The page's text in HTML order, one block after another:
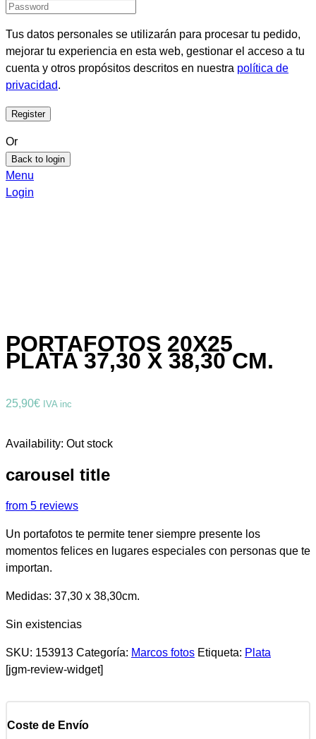
Tus datos personales se utilizarán para procesar tu pedido,
mejorar tu experiencia en esta web, gestionar el acceso a tu
cuenta y otros propósitos descritos en nuestra política de
privacidad.
Or
Back to login
Menu
Login
PORTAFOTOS 20X25
PLATA 37,30 X 38,30 CM.
25,90€ IVA inc
Availability: Out stock
carousel title
from 5 reviews
Un portafotos te permite tener siempre presente los
momentos felices en lugares especiales con personas que te
importan.
Medidas: 37,30 x 38,30cm.
Sin existencias
SKU: 153913 Categoría: Marcos fotos Etiqueta: Plata
[jgm-review-widget]
Coste de Envío